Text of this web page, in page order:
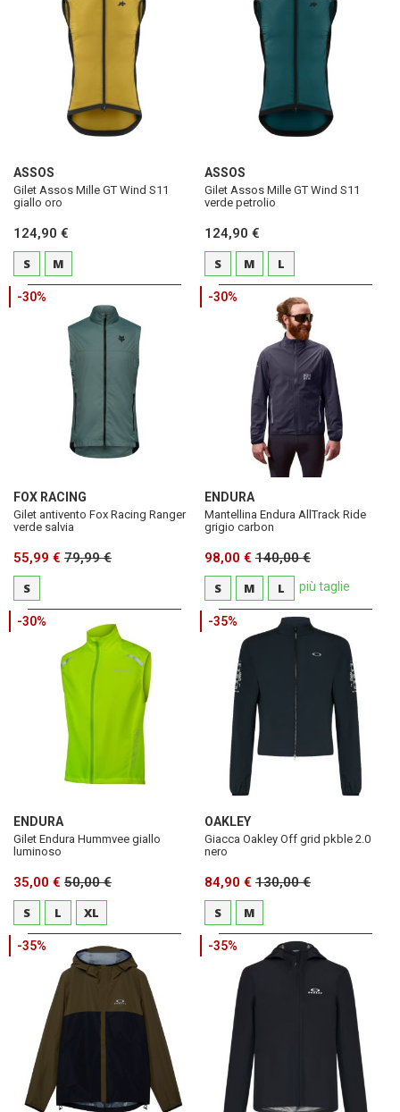
ASSOS
Gilet Assos Mille GT Wind S11
giallo oro
124,90 €
S
M
ASSOS
Gilet Assos Mille GT Wind S11
verde petrolio
124,90 €
S
M L
-30%
FOX RACING
Gilet antivento Fox Racing Ranger
verde salvia
55,99 € 79,99 €
S
-30%
ENDURA
Mantellina Endura AllTrack Ride
grigio carbon
98,00 € 140,00 €
S
M L più taglie
-30%
ENDURA
Gilet Endura Hummvee giallo
luminoso
35,00 € 50,00 €
S
L XL
-35%
OAKLEY
Giacca Oakley Off grid pkble 2.0
nero
84,90 € 130,00 €
S
M
-35% -35%